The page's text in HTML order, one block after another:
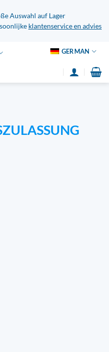
Auswahl auf Lager
klantenservice en advies
GERMAN